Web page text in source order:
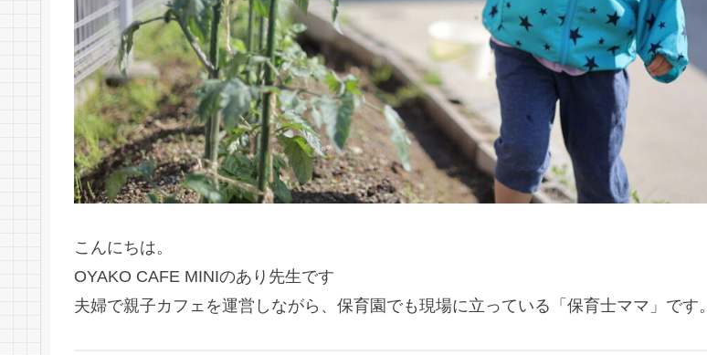
こんにちは。
OYAKO CAFE MINIのあり先生です
夫婦で親子カフェを運営しながら、保育園でも現場に立っている「保育士ママ」です。